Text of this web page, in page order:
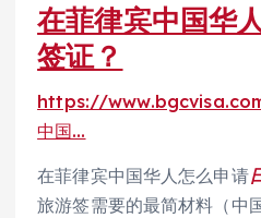
在菲律宾中国华
签证？
https://www.bgcvisa.com
中国…
在菲律宾中国华人怎么申请
旅游签需要的最简材料（中